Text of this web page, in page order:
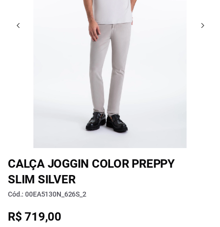
CALÇA JOGGIN COLOR PREPPY
SLIM SILVER
Cód.: 00EA5130N_626S_2
R$ 719,00